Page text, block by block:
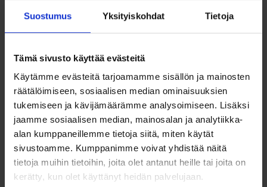
Suostumus Yksityiskohdat Tietoja
Tämä sivusto käyttää evästeitä
Käytämme evästeitä tarjoamamme sisällön ja mainosten
räätälöimiseen, sosiaalisen median ominaisuuksien
tukemiseen ja kävijämäärämme analysoimiseen. Lisäksi
jaamme sosiaalisen median, mainosalan ja analytiikka-
alan kumppaneillemme tietoja siitä, miten käytät
sivustoamme. Kumppanimme voivat yhdistää näitä
tietoja muihin tietoihin, joita olet antanut heille tai joita on
kerätty, kun olet käyttänyt heidän palvelujaan.
kolmen korun kauniisti muotoillun kukan kokonaisuus, jonka
sydämessä kimaltelevat synteettiset zirkonit. Lopputulos on
hienostunut, kevyt ja juuri sopivan näyttävä – täydellinen
asettuvat kauniisti kaulan dekolteen ylle korostaen
kaulakorun raikasta ja modernia muotoilua.
Ketju on säädettävissä 40–45 cm välillä, joten se sopii
monenlaisiin asuihin ja tyyleihin. Kolme kukkaa symboloivat
kauneutta, kasvua ja harmoniaa – tehden tästä korusta
kauniin ja merkityksellisen lahjan itselle tai läheiselle.
Ominaisuudet